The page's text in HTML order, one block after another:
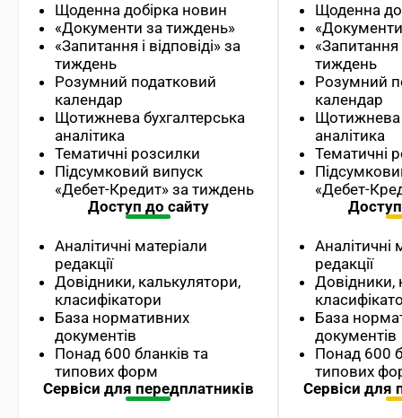
Щоденна добірка новин
«Документи за тиждень»
«Запитання і відповіді» за
тиждень
Розумний податковий
календар
Щотижнева бухгалтерська
аналітика
Тематичні розсилки
Підсумковий випуск
«Дебет-Кредит» за тиждень
Доступ до сайту
Аналітичні матеріали
редакції
Довідники, калькулятори,
класифікатори
База нормативних
документів
Понад 600 бланків та
типових форм
Сервіси для передплатників
Щоденна
«Запитання
тиждень
Розумний
календар
Щотижнева
аналітика
Тематичні
«Дебет-
Аналітичні
редакції
Довідники,
База
документів
Понад 600
типових
Сервіси для